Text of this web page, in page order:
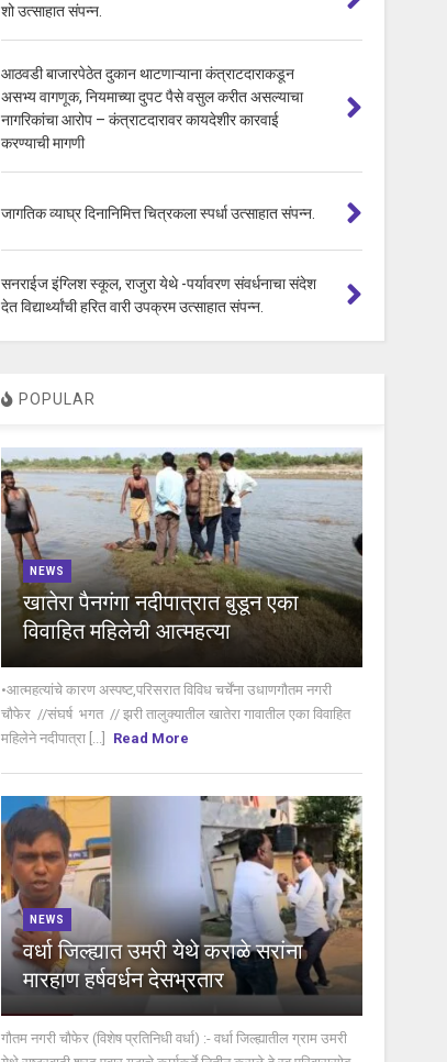
शो उत्साहात संपन्न.
आठवडी बाजारपेठेत दुकान थाटणाऱ्याना कंत्राटदाराकडून
असभ्य वागणूक, नियमाच्या दुपट पैसे वसुल करीत असल्याचा
नागरिकांचा आरोप – कंत्राटदारावर कायदेशीर कारवाई
करण्याची मागणी
जागतिक व्याघ्र दिनानिमित्त चित्रकला स्पर्धा उत्साहात संपन्न.
सनराईज इंग्लिश स्कूल, राजुरा येथे -पर्यावरण संवर्धनाचा संदेश
देत विद्यार्थ्यांची हरित वारी उपक्रम उत्साहात संपन्न.
POPULAR
NEWS
खातेरा पैनगंगा नदीपात्रात बुडून एका
विवाहित महिलेची आत्महत्या
•आत्महत्यांचे कारण अस्पष्ट,परिसरात विविध चर्चेंना उधाणगौतम नगरी
चौफेर //संघर्ष भगत // झरी तालुक्यातील खातेरा गावातील एका विवाहित
महिलेने नदीपात्रा [...]
Read More
NEWS
वर्धा जिल्ह्यात उमरी येथे कराळे सरांना
मारहाण हर्षवर्धन देसभ्रतार
गौतम नगरी चौफेर (विशेष प्रतिनिधी वर्धा) :- वर्धा जिल्ह्यातील ग्राम उमरी